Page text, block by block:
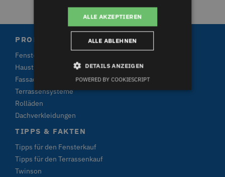
PRODUKTE
Fenster
Haustüren und Terrassentüren
Fassadenverkleidungen
Terrassensysteme
Rolläden
Dachverkleidungen
TIPPS & FAKTEN
Tipps für den Fensterkauf
Tipps für den Terrassenkauf
Twinson
ALLE AKZEPTIEREN
ALLE ABLEHNEN
DETAILS ANZEIGEN
Unbedingt erforderliche Cookies ermöglichen
wesentliche Kernfunktionen der Website wie die
POWERED BY COOKIESCRIPT